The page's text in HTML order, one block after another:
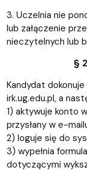
3. Uczelnia nie
lub załączenie
nieczytelnych lub
§
Kandydat
irk.ug.edu.pl, a
1) aktywuje konto
przysłany w e-
2) loguje się do
3) wypełnia
dotyczącymi